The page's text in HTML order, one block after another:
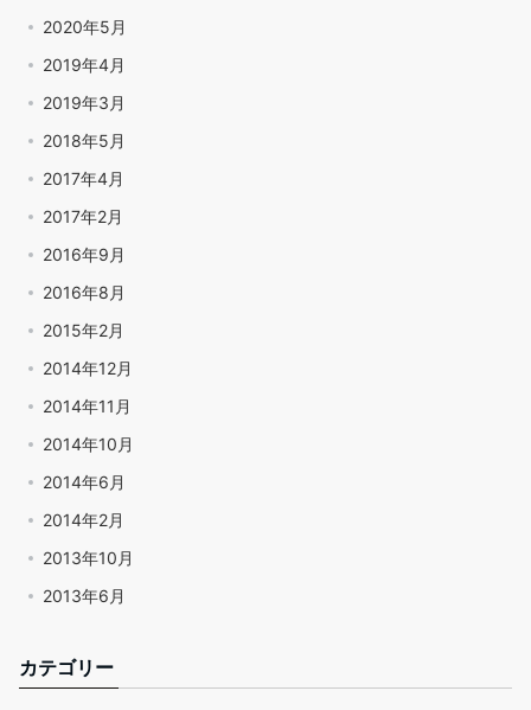
2020年5月
2019年4月
2019年3月
2018年5月
2017年4月
2017年2月
2016年9月
2016年8月
2015年2月
2014年12月
2014年11月
2014年10月
2014年6月
2014年2月
2013年10月
2013年6月
カテゴリー